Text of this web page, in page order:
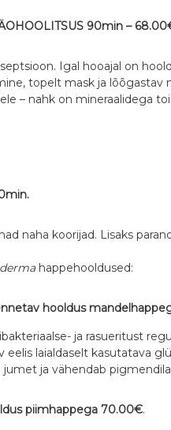
90min –
Igal hooajal on
topelt mask ja lõõgastav
– nahk on mineraalidega
naha koorijad. Lisaks
happehooldused:
hooldus
ja rasueritust
eelis laialdaselt kasutatava
ja vähendab
piimhappega 70.00€.